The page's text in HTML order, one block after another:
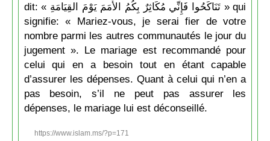
dit: « تَنَاكَحُوا فَإِنِّي مُكَاثِرٌ بِكُمُ الأُمَمَ يَوْمَ القِيَامَةِ » qui
signifie: « Mariez-vous, je serai fier de votre
nombre parmi les autres communautés le jour du
jugement ». Le mariage est recommandé pour
celui qui en a besoin tout en étant capable
d’assurer les dépenses. Quant à celui qui n’en a
pas besoin, s’il ne peut pas assurer les
dépenses, le mariage lui est déconseillé.
https://www.islam.ms/?p=171